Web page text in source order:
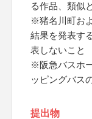
る作品、類似
※猪名川町お
結果を発表す
表しないこと
※阪急バスホ
ッピングバス
提出物